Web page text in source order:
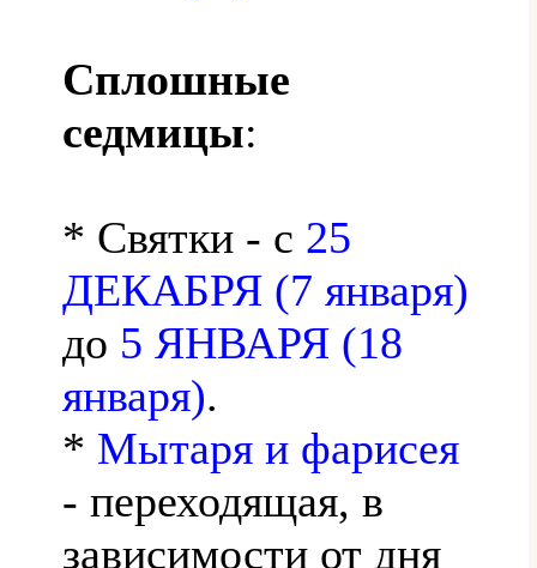
Сплошные
седмицы:
* Святки - с 25
ДЕКАБРЯ (7 января)
до 5 ЯНВАРЯ (18
января).
* Мытаря и фарисея
- переходящая, в
зависимости от дня